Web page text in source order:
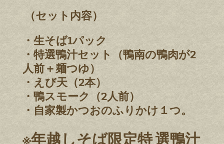
（セット内容）
・生そば1パック
・特選鴨汁セット（鴨南の鴨肉が2
人前＋麺つゆ）
・えび天（2本）
・鴨スモーク（2人前）
・自家製かつおのふりかけ１つ。
※年越しそば限定特 選鴨汁